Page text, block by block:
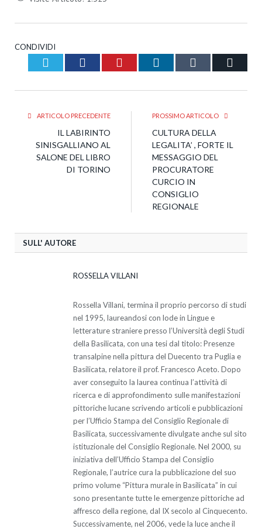
CONDIVIDI
Twitter Facebook Pinterest LinkedIn Tumblr
ARTICOLO PRECEDENTE
IL LABIRINTO
SINISGALLIANO AL
SALONE DEL LIBRO
DI TORINO
PROSSIMO ARTICOLO
CULTURA DELLA
LEGALITA’ , FORTE IL
MESSAGGIO DEL
PROCURATORE
CURCIO IN
CONSIGLIO
REGIONALE
SULL' AUTORE
ROSSELLA VILLANI
Rossella Villani, termina il proprio percorso di studi
nel 1995, laureandosi con lode in Lingue e
letterature straniere presso l’Università degli Studi
della Basilicata, con una tesi dal titolo: Presenze
transalpine nella pittura del Duecento tra Puglia e
Basilicata, relatore il prof. Francesco Aceto. Dopo
aver conseguito la laurea continua l’attività di
ricerca e di approfondimento sulle manifestazioni
pittoriche lucane scrivendo articoli e pubblicazioni
per l’Ufficio Stampa del Consiglio Regionale di
Basilicata, successivamente divulgate anche sul sito
istituzionale del Consiglio Regionale. Nel 2000, su
iniziativa dell’Ufficio Stampa del Consiglio
Regionale, l’autrice cura la pubblicazione del suo
primo volume “Pittura murale in Basilicata” in cui
sono presentante tutte le emergenze pittoriche ad
affresco della regione, dal IX secolo al Cinquecento.
Successivamente, nel 2006, vede la luce anche il